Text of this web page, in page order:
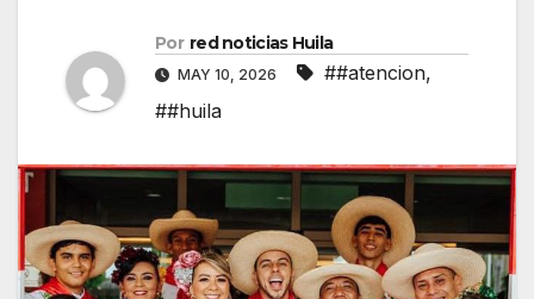
Por red noticias Huila
MAY 10, 2026 ##atencion,
##huila